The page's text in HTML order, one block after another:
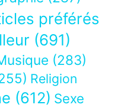
préférés
(691)
(283)
Religion
(612) Sexe